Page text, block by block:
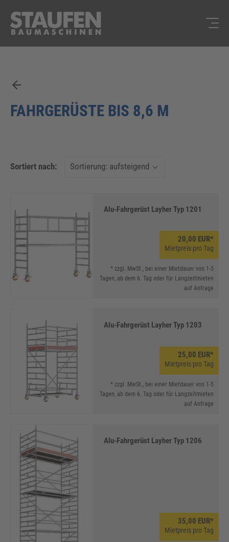
FAHRGERÜSTE BIS 8,6 M
Sortiert nach:
Alu-Fahrgerüst Layher Typ 1201
20,00 EUR*
Mietpreis pro Tag
* zzgl. MwSt., bei einer Mietdauer von 1-5
Tagen, ab dem 6. Tag oder für Langzeitmieten
auf Anfrage
Alu-Fahrgerüst Layher Typ 1203
25,00 EUR*
Mietpreis pro Tag
* zzgl. MwSt., bei einer Mietdauer von 1-5
Tagen, ab dem 6. Tag oder für Langzeitmieten
auf Anfrage
Alu-Fahrgerüst Layher Typ 1206
35,00 EUR*
Mietpreis pro Tag